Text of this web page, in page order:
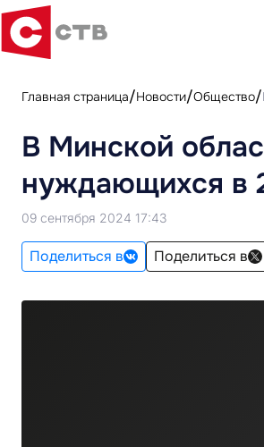
Главная страница Новости Общество
В Минской
нуждающихся в
09 сентября 2024 17:43
Поделиться в Поделиться в